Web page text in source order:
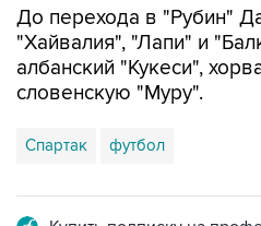
До перехода в "Рубин"
"Хайвалия", "Лапи" и
албанский "Кукеси",
словенскую "Муру".
Спартак футбол